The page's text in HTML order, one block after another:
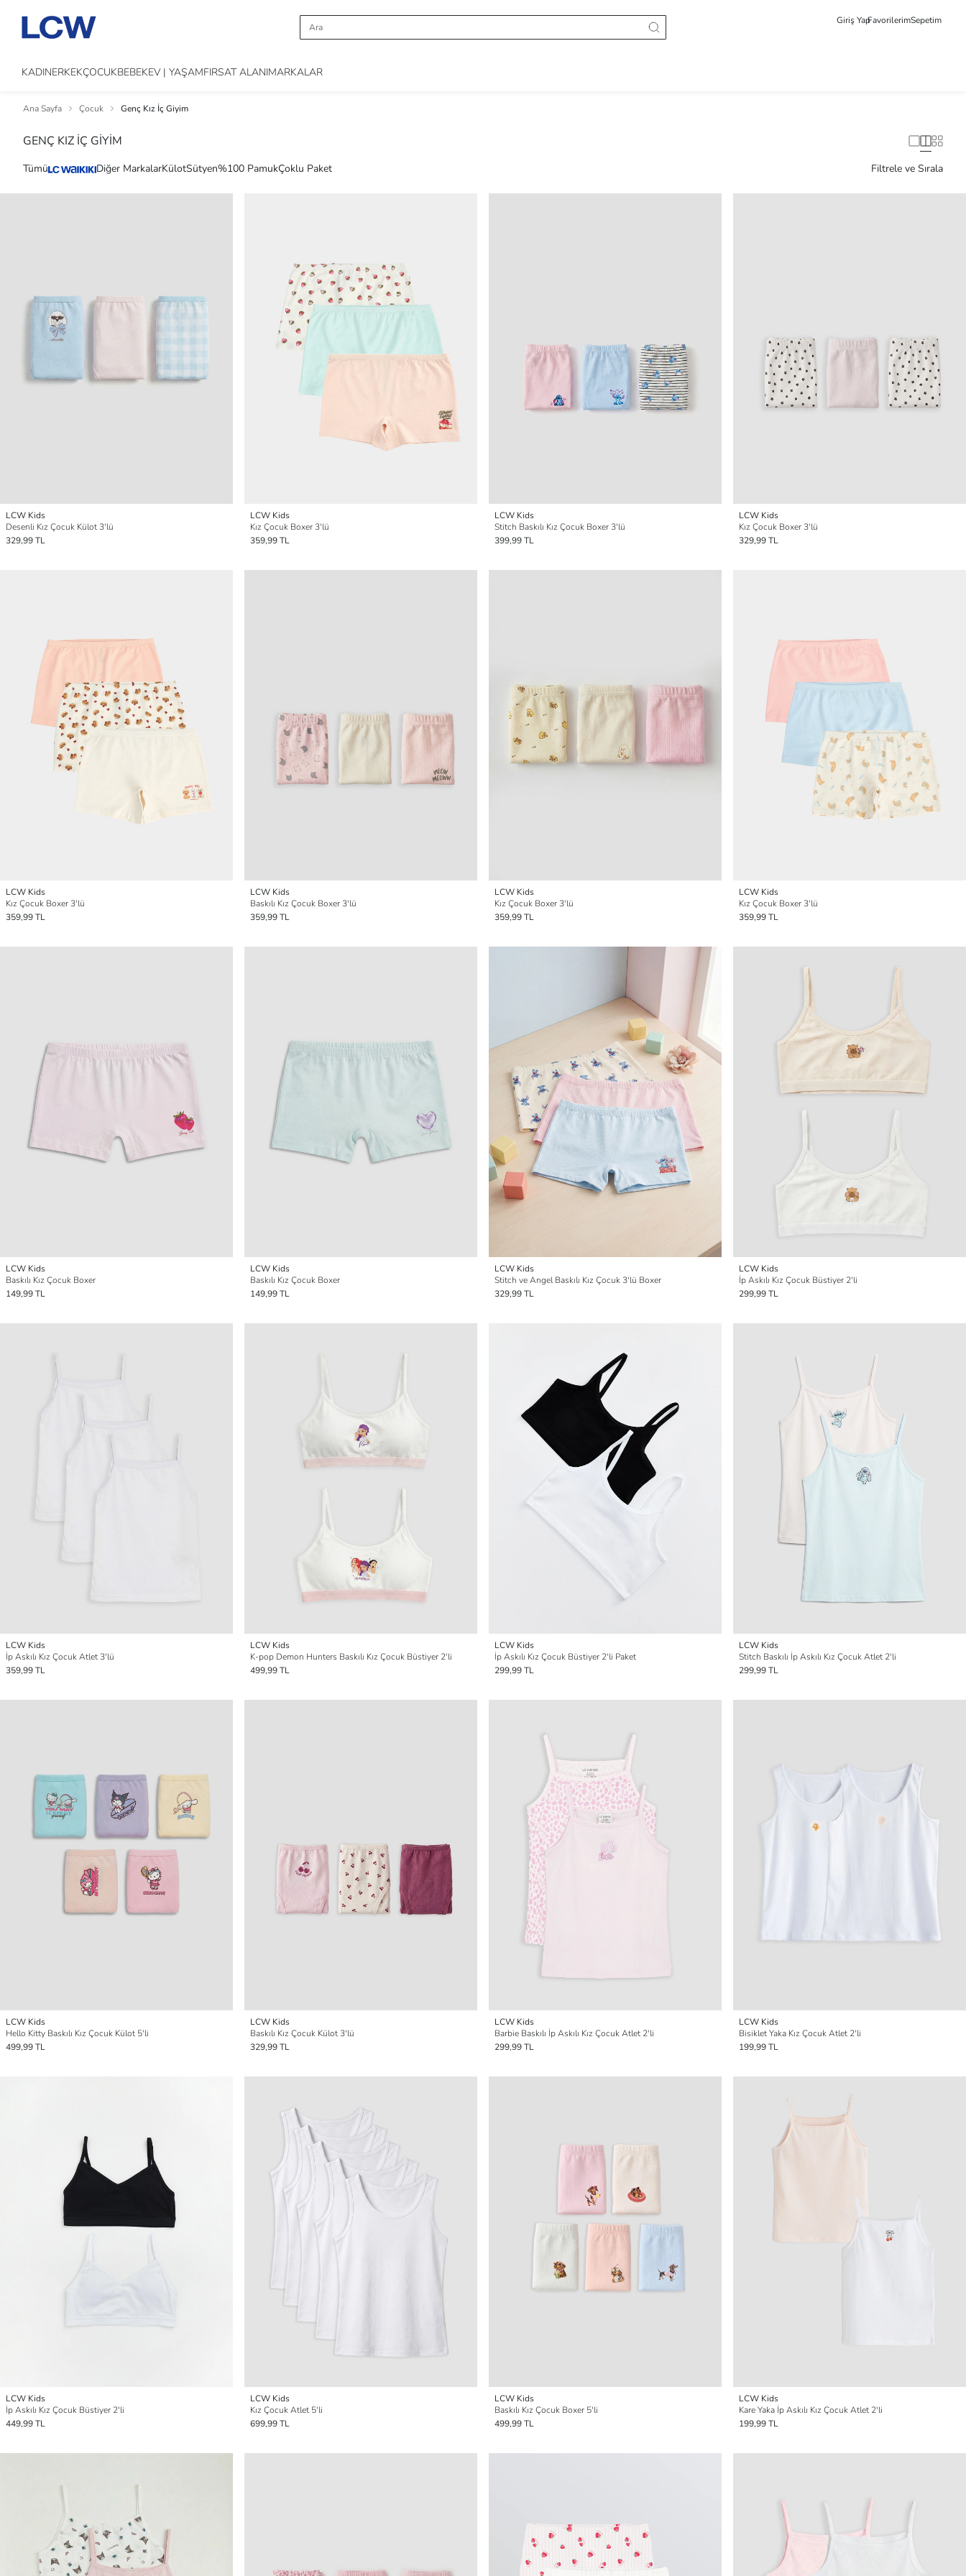
Giriş YapFavorilerimSepetim
KADINERKEKÇOCUKBEBEKEV | YAŞAMFIRSAT ALANIMARKALAR
Ana Sayfa Çocuk Genç Kız İç Giyim
GENÇ KIZ İÇ GİYİM
Tümü Diğer MarkalarKülotSütyen%100 PamukÇoklu Paket Filtrele ve Sırala
LCW Kids
Desenli Kız Çocuk Külot 3'lü
329,99 TL
LCW Kids
Kız Çocuk Boxer 3'lü
359,99 TL
LCW Kids
Stitch Baskılı Kız Çocuk Boxer 3'lü
399,99 TL
LCW Kids
Kız Çocuk Boxer 3'lü
329,99 TL
LCW Kids
Kız Çocuk Boxer 3'lü
359,99 TL
LCW Kids
Baskılı Kız Çocuk Boxer 3'lü
359,99 TL
LCW Kids
Kız Çocuk Boxer 3'lü
359,99 TL
LCW Kids
Kız Çocuk Boxer 3'lü
359,99 TL
LCW Kids
Baskılı Kız Çocuk Boxer
149,99 TL
LCW Kids
Baskılı Kız Çocuk Boxer
149,99 TL
LCW Kids
Stitch ve Angel Baskılı Kız Çocuk 3'lü Boxer
329,99 TL
LCW Kids
İp Askılı Kız Çocuk Büstiyer 2'li
299,99 TL
LCW Kids
İp Askılı Kız Çocuk Atlet 3'lü
359,99 TL
LCW Kids
K-pop Demon Hunters Baskılı Kız Çocuk Büstiyer 2'li
499,99 TL
LCW Kids
İp Askılı Kız Çocuk Büstiyer 2'li Paket
299,99 TL
LCW Kids
Stitch Baskılı İp Askılı Kız Çocuk Atlet 2'li
299,99 TL
LCW Kids
Hello Kitty Baskılı Kız Çocuk Külot 5'li
499,99 TL
LCW Kids
Baskılı Kız Çocuk Külot 3'lü
329,99 TL
LCW Kids
Barbie Baskılı İp Askılı Kız Çocuk Atlet 2'li
299,99 TL
LCW Kids
Bisiklet Yaka Kız Çocuk Atlet 2'li
199,99 TL
LCW Kids
İp Askılı Kız Çocuk Büstiyer 2'li
449,99 TL
LCW Kids
Kız Çocuk Atlet 5'li
699,99 TL
LCW Kids
Baskılı Kız Çocuk Boxer 5'li
499,99 TL
LCW Kids
Kare Yaka İp Askılı Kız Çocuk Atlet 2'li
199,99 TL